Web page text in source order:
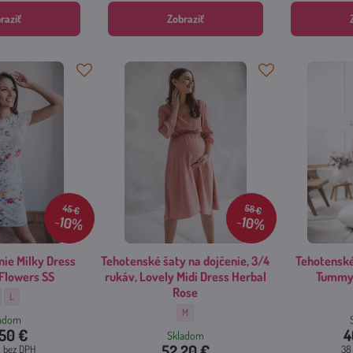
Zobraziť
45 €
10%
Milky Dress
SS
na dojčenie Milky Dress Summer Flowers SS - Veľkosť:
Šaty na dojčenie Milky Dress Summer Flowers SS - Veľkosť:
L
€
bez DPH
58 €
10%
Tehotenské šaty na dojčenie, 3/4
rukáv, Lovely Midi Dress Herbal
Rose
Tehotenské šaty na dojčenie, 3/4 rukáv, Lovely
M
Skladom